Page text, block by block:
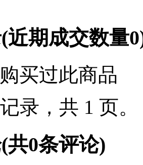
(近期成交数量0
买过此商品
录，共 1 页。
(共0条评论)